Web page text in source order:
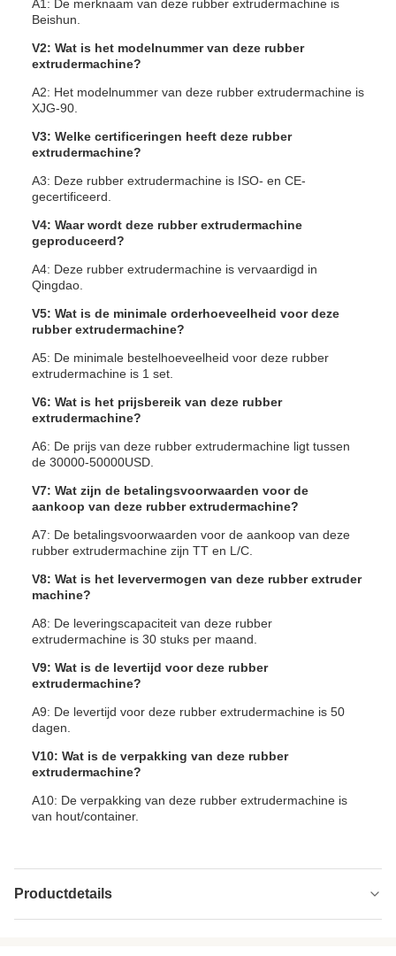
A1: De merknaam van deze rubber extrudermachine is
Beishun.
V2: Wat is het modelnummer van deze rubber
extrudermachine?
A2: Het modelnummer van deze rubber extrudermachine is
XJG-90.
V3: Welke certificeringen heeft deze rubber
extrudermachine?
A3: Deze rubber extrudermachine is ISO- en CE-
gecertificeerd.
V4: Waar wordt deze rubber extrudermachine
geproduceerd?
A4: Deze rubber extrudermachine is vervaardigd in
Qingdao.
V5: Wat is de minimale orderhoeveelheid voor deze
rubber extrudermachine?
A5: De minimale bestelhoeveelheid voor deze rubber
extrudermachine is 1 set.
V6: Wat is het prijsbereik van deze rubber
extrudermachine?
A6: De prijs van deze rubber extrudermachine ligt tussen
de 30000-50000USD.
V7: Wat zijn de betalingsvoorwaarden voor de
aankoop van deze rubber extrudermachine?
A7: De betalingsvoorwaarden voor de aankoop van deze
rubber extrudermachine zijn TT en L/C.
V8: Wat is het leververmogen van deze rubber extruder
machine?
A8: De leveringscapaciteit van deze rubber
extrudermachine is 30 stuks per maand.
V9: Wat is de levertijd voor deze rubber
extrudermachine?
A9: De levertijd voor deze rubber extrudermachine is 50
dagen.
V10: Wat is de verpakking van deze rubber
extrudermachine?
A10: De verpakking van deze rubber extrudermachine is
van hout/container.
Productdetails